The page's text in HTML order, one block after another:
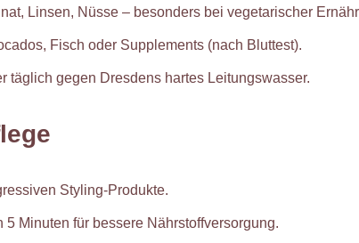
Linsen, Nüsse – besonders bei vegetarischer
Fisch oder Supplements (nach Bluttest).
täglich gegen Dresdens hartes Leitungswasser.
Styling-Produkte.
Minuten für bessere Nährstoffversorgung.